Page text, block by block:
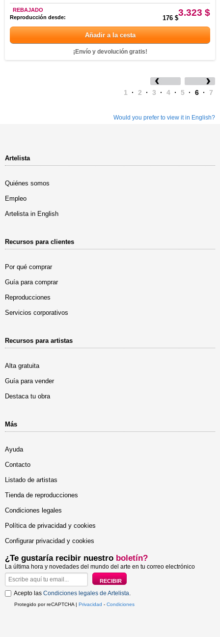
3.323 $
REBAJADO
Reproducción desde:
176 $
Añadir a la cesta
¡Envío y devolución gratis!
1 · 2 · 3 · 4 · 5 · 6 · 7
Would you prefer to view it in English?
Artelista
Quiénes somos
Empleo
Artelista in English
Recursos para clientes
Por qué comprar
Guía para comprar
Reproducciones
Servicios corporativos
Recursos para artistas
Alta gratuita
Guía para vender
Destaca tu obra
Más
Ayuda
Contacto
Listado de artistas
Tienda de reproducciones
Condiciones legales
Política de privacidad y cookies
Configurar privacidad y cookies
¿Te gustaría recibir nuestro boletín?
La última hora y novedades del mundo del arte en tu correo electrónico
Acepto las Condiciones legales de Artelista.
Protegido por reCAPTCHA | Privacidad - Condiciones